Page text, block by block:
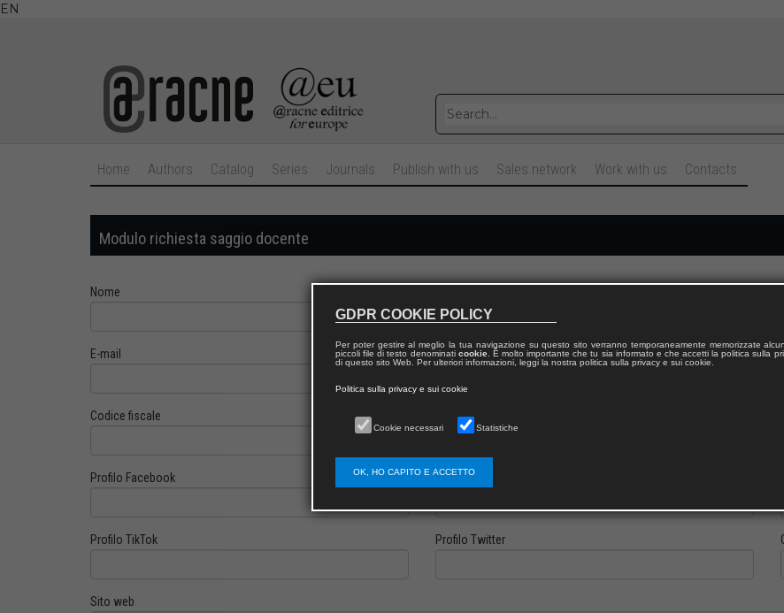
EN
Home Authors Catalog Series Journals Publish with us Sales network Work with us Contacts
Modulo richiesta saggio docente
Nome
E-mail Telefono fisso
Codice fiscale
Profilo Facebook Profilo Instagram
Profilo TikTok Profilo Twitter
Sito web
GDPR COOKIE POLICY
Per poter gestire al meglio la tua navigazione su questo sito verranno temporaneamente memorizzate
piccoli file di testo denominati cookie. È molto importante che tu sia informato e che accetti la politica sulla
di questo sito Web. Per ulteriori informazioni, leggi la nostra politica sulla privacy e sui cookie.
Politica sulla privacy e sui cookie
Cookie necessari Statistiche
OK, HO CAPITO E ACCETTO